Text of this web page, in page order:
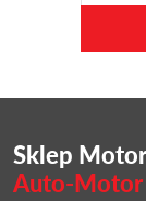
Sklep
Auto-Motor